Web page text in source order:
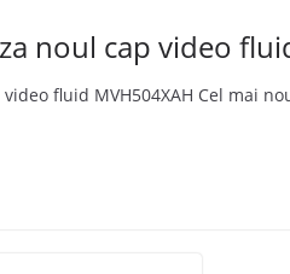
noul cap video
fluid MVH504XAH Cel mai